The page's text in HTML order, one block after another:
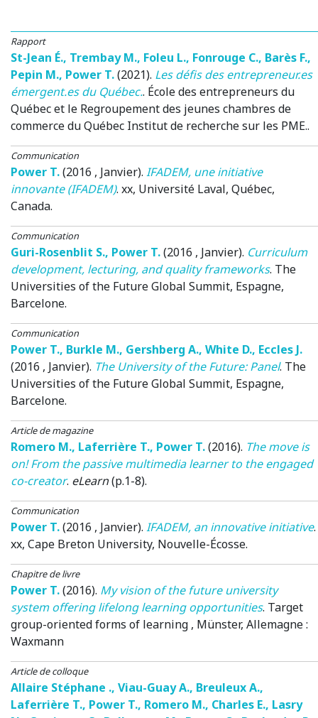
Rapport
St-Jean É., Trembay M., Foleu L., Fonrouge C., Barès F.,
Pepin M., Power T.(2021). Les défis des entrepreneur.es
émergent.es du Québec.. École des entrepreneurs du
Québec et le Regroupement des jeunes chambres de
commerce du Québec Institut de recherche sur les PME..
Communication
Power T.(2016 , Janvier). IFADEM, une initiative
innovante (IFADEM). xx, Université Laval, Québec,
Canada.
Communication
Guri-Rosenblit S., Power T.(2016 , Janvier). Curriculum
development, lecturing, and quality frameworks. The
Universities of the Future Global Summit, Espagne,
Barcelone.
Communication
Power T., Burkle M., Gershberg A., White D., Eccles J.
(2016 , Janvier). The University of the Future: Panel. The
Universities of the Future Global Summit, Espagne,
Barcelone.
Article de magazine
Romero M., Laferrière T., Power T.(2016). The move is
on! From the passive multimedia learner to the engaged
co-creator. eLearn(p.1-8).
Communication
Power T.(2016 , Janvier). IFADEM, an innovative initiative.
xx, Cape Breton University, Nouvelle-Écosse.
Chapitre de livre
Power T.(2016). My vision of the future university
system offering lifelong learning opportunities. Target
group-oriented forms of learning , Münster, Allemagne:
Waxmann
Article de colloque
Allaire Stéphane ., Viau-Guay A., Breuleux A.,
Laferrière T., Power T., Romero M., Charles E., Lasry